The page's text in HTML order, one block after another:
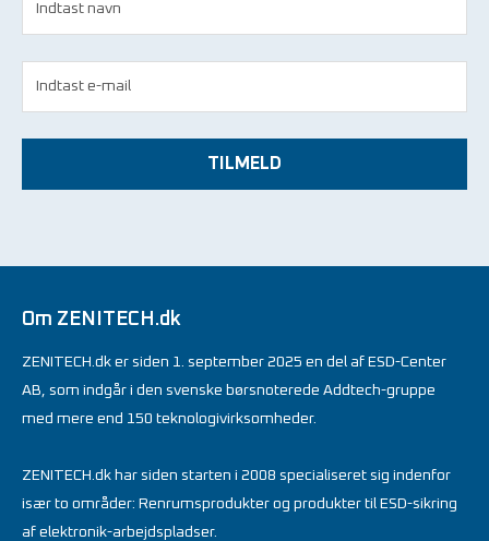
TILMELD
Om ZENITECH.dk
ZENITECH.dk er siden 1. september 2025 en del af ESD-Center
AB, som indgår i den svenske børsnoterede Addtech-gruppe
med mere end 150 teknologivirksomheder.
ZENITECH.dk har siden starten i 2008 specialiseret sig indenfor
især to områder: Renrumsprodukter og produkter til ESD-sikring
af elektronik-arbejdspladser.